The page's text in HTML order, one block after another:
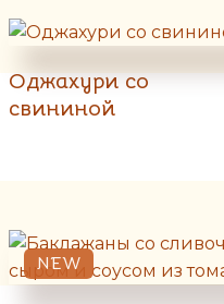
Оджахури со
свининой
NEW